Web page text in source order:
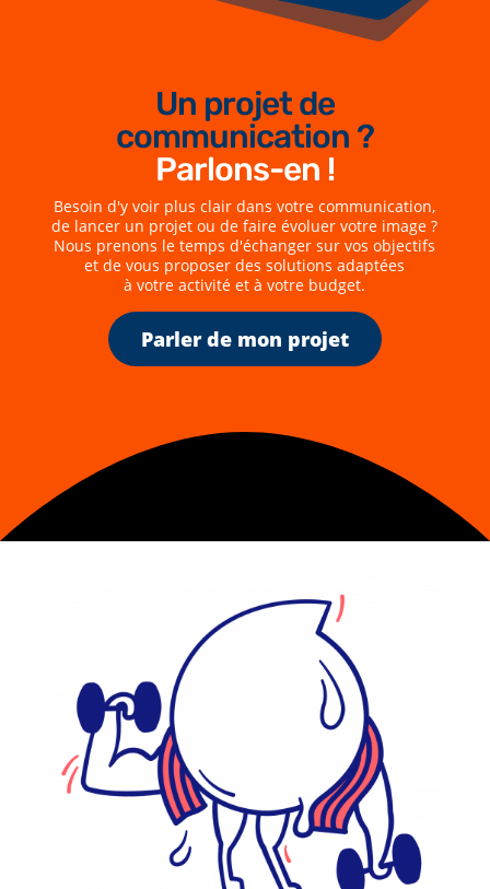
Un projet de
communication ?
Parlons-en !
Besoin d'y voir plus clair dans votre communication,
de lancer un projet ou de faire évoluer votre image ?
Nous prenons le temps d'échanger sur vos objectifs
et de vous proposer des solutions adaptées
à votre activité et à votre budget.
Parler de mon projet